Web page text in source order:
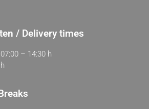
/ Delivery times
– 14:30 h